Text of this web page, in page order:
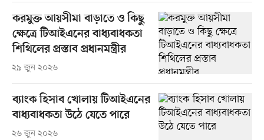
করমুক্ত আয়সীমা বাড়াতে ও কিছু
ক্ষেত্রে টিআইএনের বাধ্যবাধকতা
শিথিলের প্রস্তাব প্রধানমন্ত্রীর
২৯ জুন ২০২৬
ব্যাংক হিসাব খোলায় টিআইএনের
বাধ্যবাধকতা উঠে যেতে পারে
২৬ জুন ২০২৬